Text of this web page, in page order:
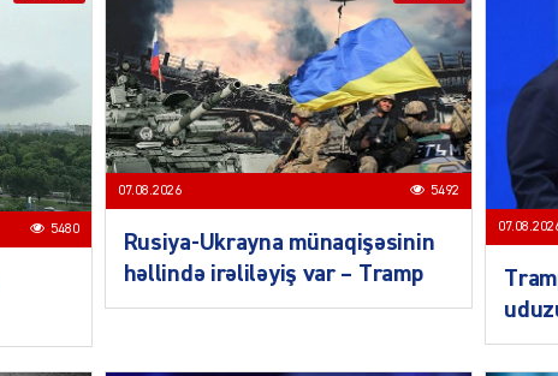
5480
07.08.2026 5492
Rusiya-Ukrayna münaqişəsinin
həllində irəliləyiş var – Tramp